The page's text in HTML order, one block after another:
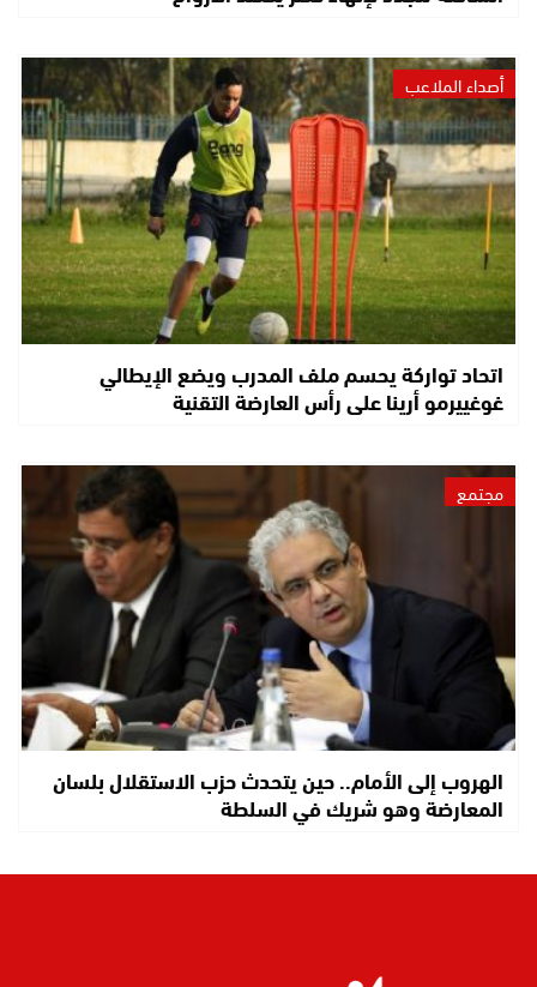
أصداء الملاعب
اتحاد تواركة يحسم ملف المدرب ويضع الإيطالي
غوغييرمو أرينا على رأس العارضة التقنية
مجتمع
الهروب إلى الأمام.. حين يتحدث حزب الاستقلال بلسان
المعارضة وهو شريك في السلطة